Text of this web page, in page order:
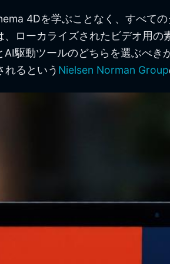
4Dを学ぶことなく、すべて
ローカライズされたビデオ用
駆動ツールのどちらを選ぶべ
れるという Nielsen Norman Group